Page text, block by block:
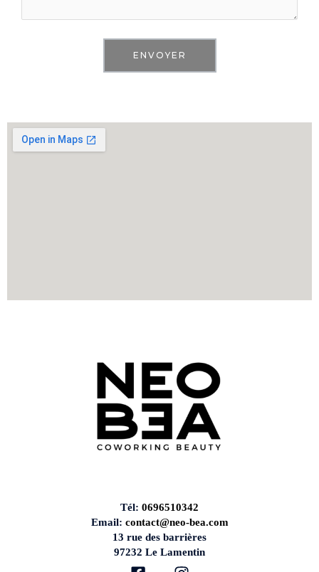
Tél: 0696510342
Email: contact@neo-bea.com
13 rue des barrières
97232 Le Lamentin